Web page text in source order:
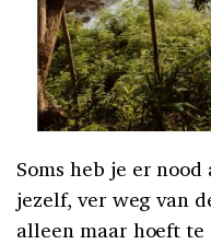
Soms heb je er
jezelf, ver weg van
alleen maar hoeft